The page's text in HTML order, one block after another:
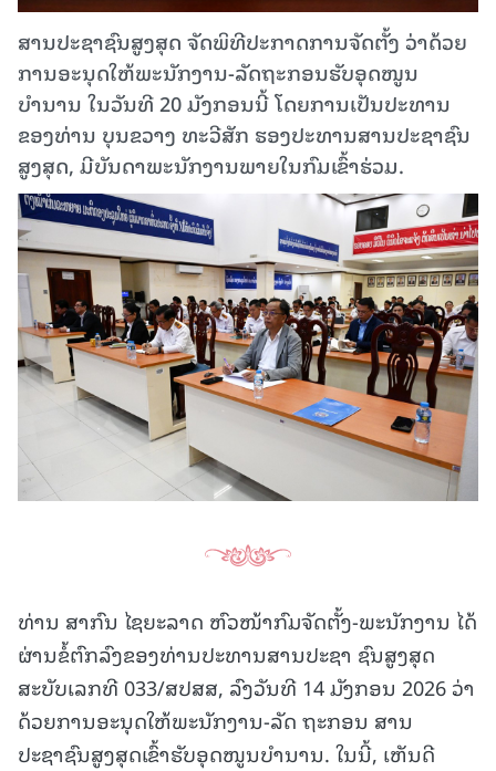
ສານປະຊາຊົນສູງສຸດ ຈັດພິທີປະກາດການຈັດຕັ້ງ ວ່າດ້ວຍ
ການອະນຸດໃຫ້ພະນັກງານ-ລັດຖະກອນຮັບອຸດໜູນ
ບຳນານ ໃນວັນທີ 20 ມັງກອນນີ້ ໂດຍການເປັນປະທານ
ຂອງທ່ານ ບຸນຂວາງ ທະວີສັກ ຮອງປະທານສານປະຊາຊົນ
ສູງສຸດ, ມີບັນດາພະນັກງານພາຍໃນກົມເຂົ້າຮ່ວມ.
ທ່ານ ສາກົນ ໄຊຍະລາດ ຫົວໜ້າກົມຈັດຕັ້ງ-ພະນັກງານ ໄດ້
ຜ່ານຂໍ້ຕົກລົງຂອງທ່ານປະທານສານປະຊາ ຊົນສູງສຸດ
ສະບັບເລກທີ 033/ສປສສ, ລົງວັນທີ 14 ມັງກອນ 2026 ວ່າ
ດ້ວຍການອະນຸດໃຫ້ພະນັກງານ-ລັດ ຖະກອນ ສານ
ປະຊາຊົນສູງສຸດເຂົ້າຮັບອຸດໜູນບຳນານ. ໃນນີ້, ເຫັນດີ